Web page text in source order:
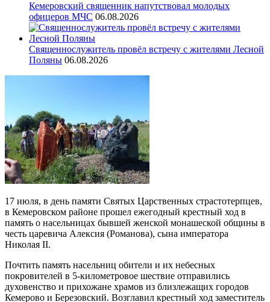
Кемеровский священник напутствовал молодых
офицеров МЧС 06.08.2026
Священнослужитель провёл встречу с жителями Лесной
Поляны 06.08.2026
17 июля, в день памяти Святых Царственных страстотерпцев,
в Кемеровском районе прошел ежегодный крестный ход в
память о насельницах бывшей женской монашеской общины в
честь царевича Алексия (Романова), сына императора
Николая II.
Почтить память насельниц обители и их небесных
покровителей в 5-километровое шествие отправились
духовенство и прихожане храмов из близлежащих городов
Кемерово и Березовский. Возглавил крестный ход заместитель